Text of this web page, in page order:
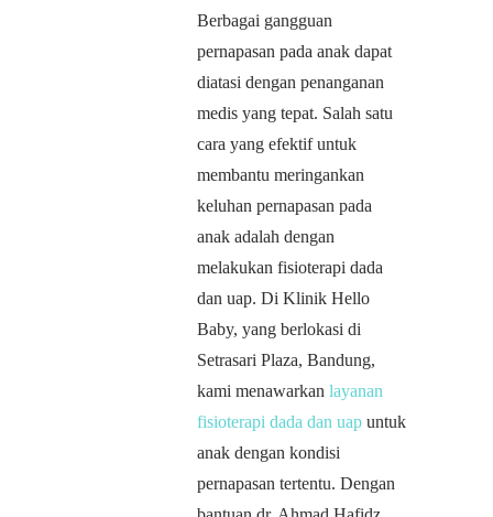
Berbagai gangguan
pernapasan pada anak dapat
diatasi dengan penanganan
medis yang tepat. Salah satu
cara yang efektif untuk
membantu meringankan
keluhan pernapasan pada
anak adalah dengan
melakukan fisioterapi dada
dan uap. Di Klinik Hello
Baby, yang berlokasi di
Setrasari Plaza, Bandung,
kami menawarkan layanan
fisioterapi dada dan uap untuk
anak dengan kondisi
pernapasan tertentu. Dengan